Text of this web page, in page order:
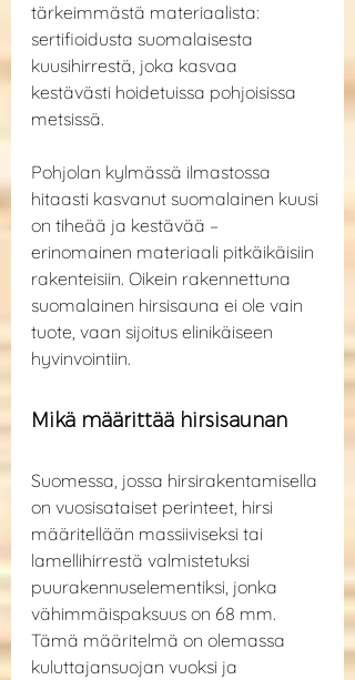
tärkeimmästä materiaalista:
sertifioidusta suomalaisesta
kuusihirrestä, joka kasvaa
kestävästi hoidetuissa pohjoisissa
metsissä.
Pohjolan kylmässä ilmastossa
hitaasti kasvanut suomalainen kuusi
on tiheää ja kestävää –
erinomainen materiaali pitkäikäisiin
rakenteisiin. Oikein rakennettuna
suomalainen hirsisauna ei ole vain
tuote, vaan sijoitus elinikäiseen
hyvinvointiin.
Mikä määrittää hirsisaunan
Suomessa, jossa hirsirakentamisella
on vuosisataiset perinteet, hirsi
määritellään massiiviseksi tai
lamellihirrestä valmistetuksi
puurakennuselementiksi, jonka
vähimmäispaksuus on 68 mm.
Tämä määritelmä on olemassa
kuluttajansuojan vuoksi ja